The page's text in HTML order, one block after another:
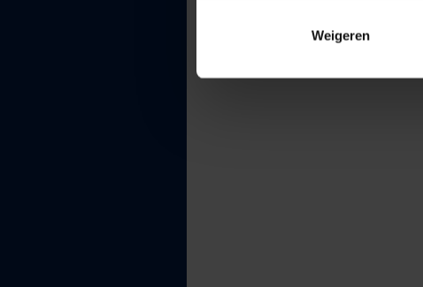
Weigeren